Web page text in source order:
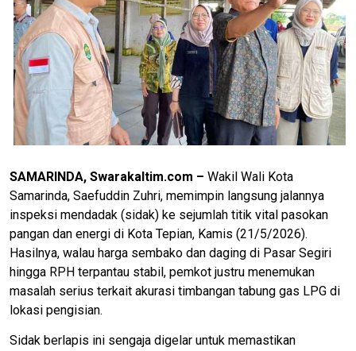
SAMARINDA, Swarakaltim.com – Wakil Wali Kota
Samarinda, Saefuddin Zuhri, memimpin langsung jalannya
inspeksi mendadak (sidak) ke sejumlah titik vital pasokan
pangan dan energi di Kota Tepian, Kamis (21/5/2026).
Hasilnya, walau harga sembako dan daging di Pasar Segiri
hingga RPH terpantau stabil, pemkot justru menemukan
masalah serius terkait akurasi timbangan tabung gas LPG di
lokasi pengisian.
​Sidak berlapis ini sengaja digelar untuk memastikan